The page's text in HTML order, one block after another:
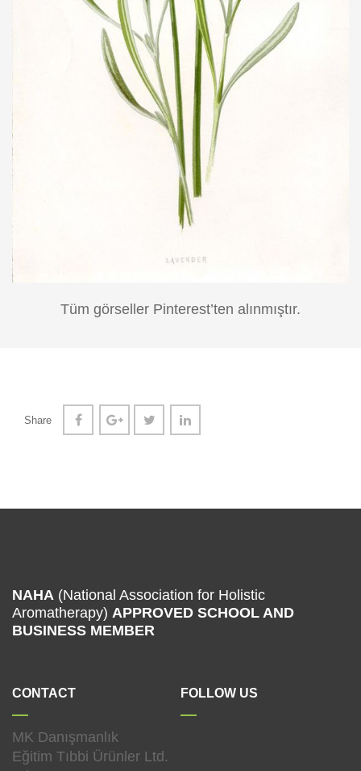
Tüm görseller Pinterest’ten alınmıştır.
Share
NAHA (National Association for Holistic
Aromatherapy) APPROVED SCHOOL AND
BUSINESS MEMBER
CONTACT
MK Danışmanlık
Eğitim Tıbbi Ürünler Ltd.
FOLLOW US